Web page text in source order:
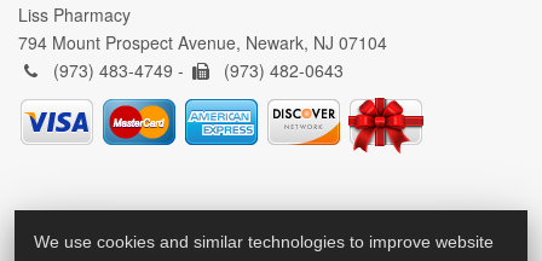
Liss Pharmacy
794 Mount Prospect Avenue, Newark, NJ 07104
(973) 483-4749 -
(973) 482-0643
We use cookies and similar technologies to improve website